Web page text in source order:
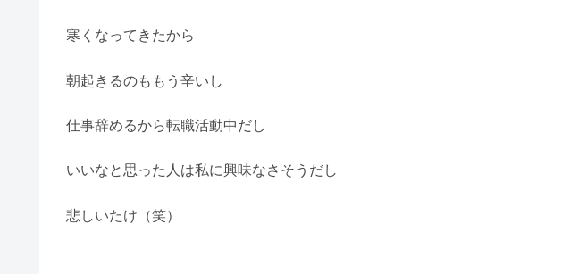
寒くなってきたから
朝起きるのももう辛いし
仕事辞めるから転職活動中だし
いいなと思った人は私に興味なさそうだし
悲しいたけ（笑）